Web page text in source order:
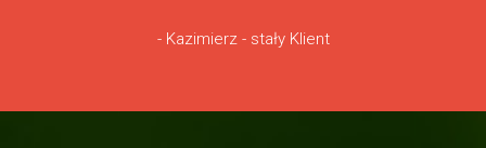
- Kazimierz - stały Klient